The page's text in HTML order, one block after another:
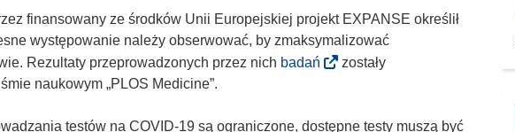
finansowany ze środków Unii Europejskiej projekt EXPANSE określił
występowanie należy obserwować, by zmaksymalizować
Rezultaty przeprowadzonych przez nich badań
n
zostały
naukowym „PLOS Medicine”.
testów na COVID-19 są ograniczone, dostępne testy muszą być